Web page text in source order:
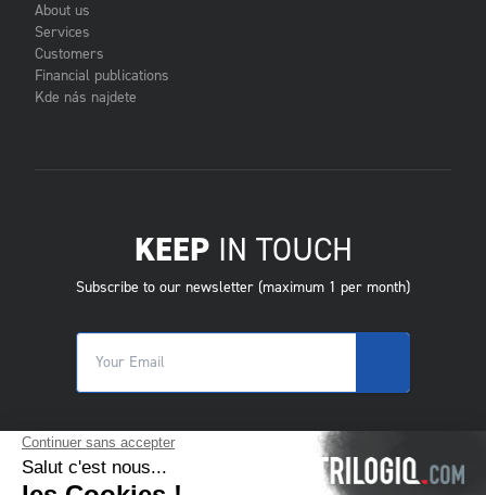
About us
Services
Customers
Financial publications
Kde nás najdete
KEEPIN TOUCH
Subscribe to our newsletter (maximum 1 per month)